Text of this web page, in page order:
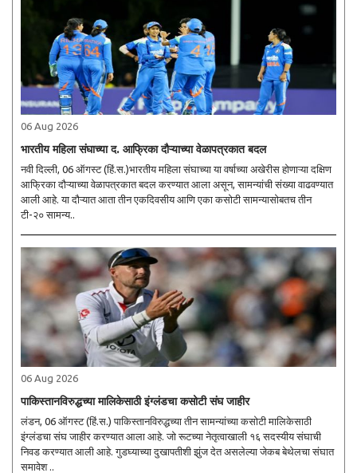
06 Aug 2026
भारतीय महिला संघाच्या द. आफ्रिका दौऱ्याच्या वेळापत्रकात बदल
नवी दिल्ली, 06 ऑगस्ट (हिं.स.)भारतीय महिला संघाच्या या वर्षाच्या अखेरीस होणाऱ्या दक्षिण
आफ्रिका दौऱ्याच्या वेळापत्रकात बदल करण्यात आला असून, सामन्यांची संख्या वाढवण्यात
आली आहे. या दौऱ्यात आता तीन एकदिवसीय आणि एका कसोटी सामन्यासोबतच तीन
टी-२० सामन्य..
06 Aug 2026
पाकिस्तानविरुद्धच्या मालिकेसाठी इंग्लंडचा कसोटी संघ जाहीर
लंडन, 06 ऑगस्ट (हिं.स.) पाकिस्तानविरुद्धच्या तीन सामन्यांच्या कसोटी मालिकेसाठी
इंग्लंडचा संघ जाहीर करण्यात आला आहे. जो रूटच्या नेतृत्वाखाली १६ सदस्यीय संघाची
निवड करण्यात आली आहे. गुडघ्याच्या दुखापतीशी झुंज देत असलेल्या जेकब बेथेलचा संघात
समावेश ..